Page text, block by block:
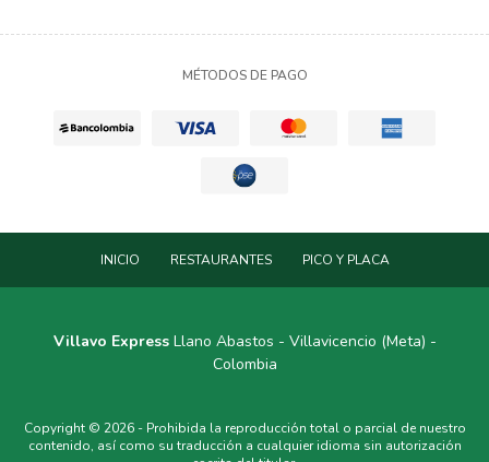
MÉTODOS DE PAGO
INICIO RESTAURANTES PICO Y PLACA
Villavo ExpressLlano Abastos - Villavicencio (Meta) -
Colombia
Copyright © 2026 - Prohibida la reproducción total o parcial de nuestro
contenido, así como su traducción a cualquier idioma sin autorización